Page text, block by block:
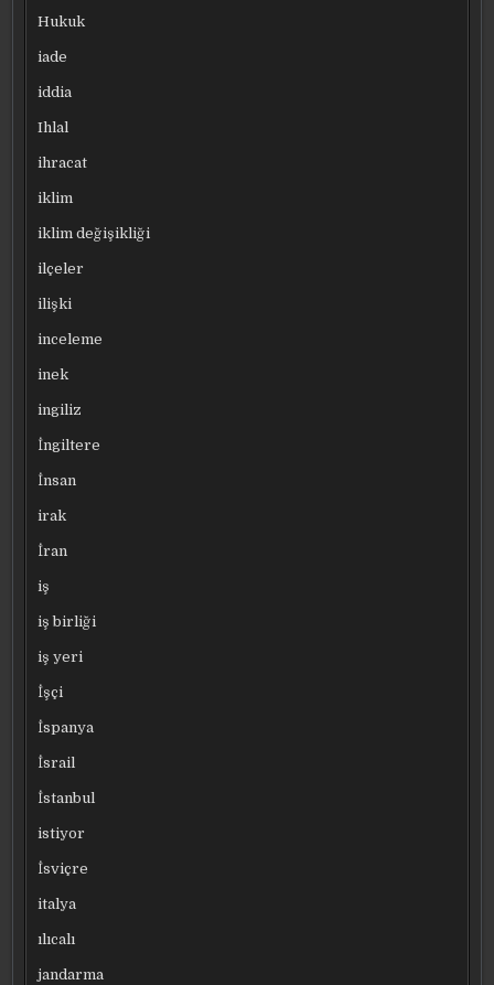
Hukuk
iade
iddia
Ihlal
ihracat
iklim
iklim değişikliği
ilçeler
ilişki
inceleme
inek
ingiliz
İngiltere
İnsan
irak
İran
iş
iş birliği
iş yeri
İşçi
İspanya
İsrail
İstanbul
istiyor
İsviçre
italya
ılıcalı
jandarma